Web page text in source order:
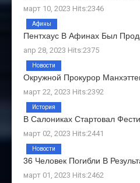
март 10, 2023 Hits:2346
Пентхаус В Афинах Был
апр 28, 2023 Hits:2375
Афины
Окружной Прокурор
март 22, 2023 Hits:2392
Новости
В Салониках Стартовал
март 02, 2023 Hits:2441
История
36 Человек Погибли В
март 01, 2023 Hits:2462
Новости